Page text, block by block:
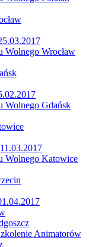
Wolnego Wrocław
Wolnego Gdańsk
Wolnego Katowice
Animatorów